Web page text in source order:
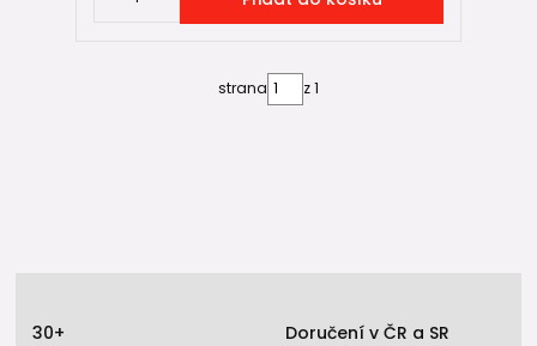
strana z 1
30+ Doručení v ČR a SR